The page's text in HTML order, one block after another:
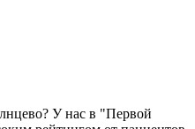
У нас в "Первой